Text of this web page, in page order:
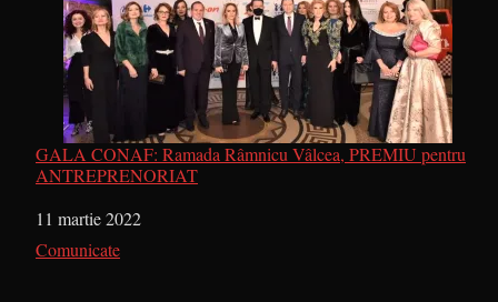
GALA CONAF: Ramada Râmnicu Vâlcea, PREMIU pentru
ANTREPRENORIAT
Dată
11 martie 2022
În legătură cu
Comunicate